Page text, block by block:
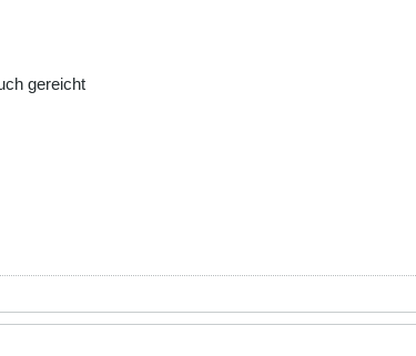
gereicht